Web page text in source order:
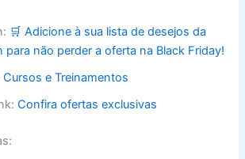
🛒 Adicione à sua lista de desejos da
para não perder a oferta na Black Friday!
Cursos e Treinamentos
Confira ofertas exclusivas